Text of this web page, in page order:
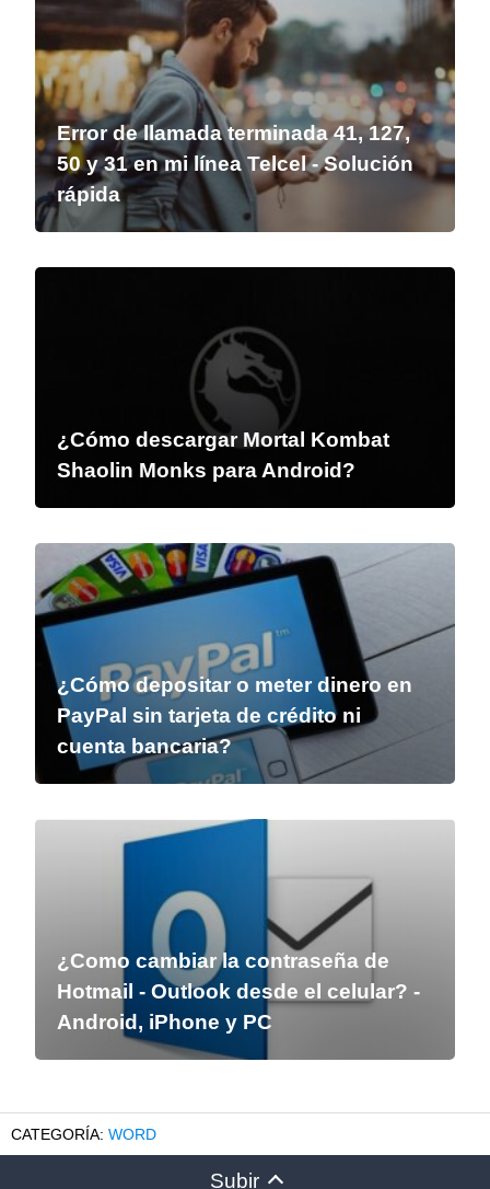
Error de llamada terminada 41, 127,
50 y 31 en mi línea Telcel - Solución
rápida
¿Cómo descargar Mortal Kombat
Shaolin Monks para Android?
¿Cómo depositar o meter dinero en
PayPal sin tarjeta de crédito ni
cuenta bancaria?
¿Como cambiar la contraseña de
Hotmail - Outlook desde el celular? -
Android, iPhone y PC
WORD
Subir